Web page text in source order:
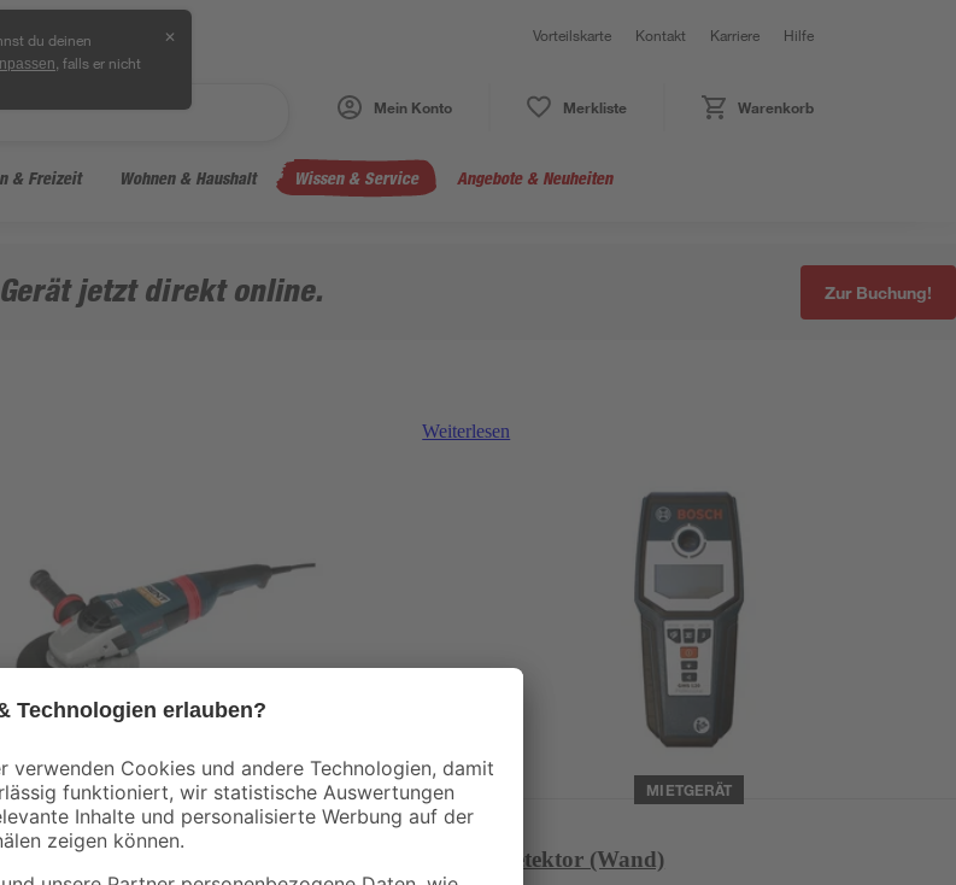
du deinen
, falls er nicht
✕ Vorteilskarte Kontakt Karriere Hilfe
Mein Konto Merkliste Warenkorb
& Freizeit Wohnen & Haushalt Wissen & Service Angebote & Neuheiten
jetzt direkt online. Zur Buchung!
MIETGERÄT
Weiterlesen
MIETGERÄT
Multidetektor (Wand)